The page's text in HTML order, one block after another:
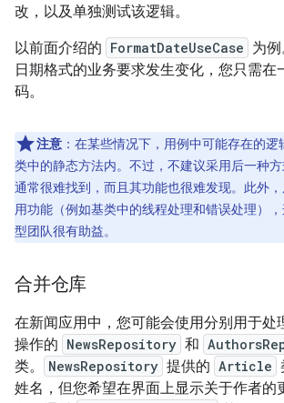
改，以及单独测试该逻辑。
以前面介绍的 FormatDateUseCase 为
日期格式的业务要求发生变化，您只需在
码。
注意 ： 在某些情况下，用例中可能存在的逻
类中的静态方法内。不过，不建议采用后一种
通常很难找到，而且其功能也很难发现。此外
用功能（例如基类中的线程处理和错误处理）
型团队很有助益。
合并仓库
在新闻应用中，您可能会使用分别用于处
操作的 NewsRepository 和
类。 NewsRepository 提供的 Article
姓名，但您希望在界面上显示关于作者的